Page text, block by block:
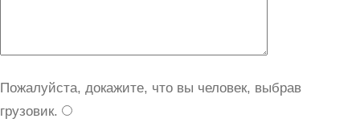
Пожалуйста, докажите, что вы человек, выбрав
грузовик.